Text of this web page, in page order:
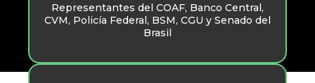
Representantes del COAF, Banco Central,
CVM, Policía Federal, BSM, CGU y Senado del
Brasil